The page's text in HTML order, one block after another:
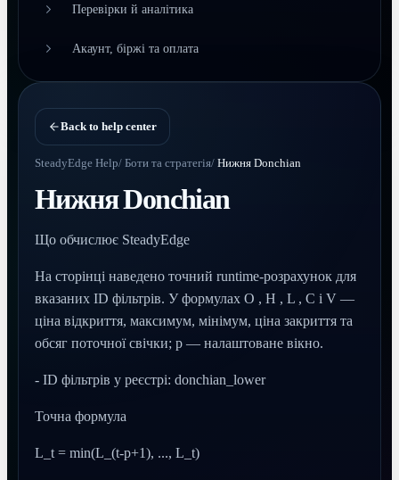
Перевірки й аналітика
Акаунт, біржі та оплата
Back to help center
SteadyEdge Help/ Боти та стратегія/ Нижня Donchian
Нижня Donchian
Що обчислює SteadyEdge
На сторінці наведено точний runtime-розрахунок для
вказаних ID фільтрів. У формулах O , H , L , C і V —
ціна відкриття, максимум, мінімум, ціна закриття та
обсяг поточної свічки; p — налаштоване вікно.
- ID фільтрів у реєстрі: donchian_lower
Точна формула
L_t = min(L_(t-p+1), ..., L_t)